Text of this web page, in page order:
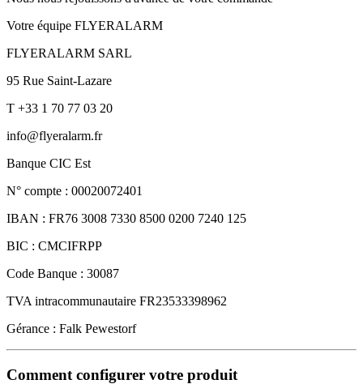
Votre équipe FLYERALARM
FLYERALARM SARL
95 Rue Saint-Lazare
T +33 1 70 77 03 20
info@flyeralarm.fr
Banque CIC Est
N° compte : 00020072401
IBAN : FR76 3008 7330 8500 0200 7240 125
BIC : CMCIFRPP
Code Banque : 30087
TVA intracommunautaire FR23533398962
Gérance : Falk Pewestorf
Comment configurer votre produit